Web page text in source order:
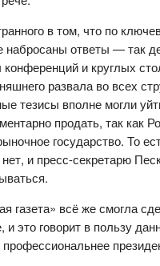
в том, что по
набросаны ответы — так
конференций и круглых
развала во всех
тезисы вполне могли
продать, так как
государство. То
и пресс-секретарю
газета» всё же смогла
и это говорит в пользу